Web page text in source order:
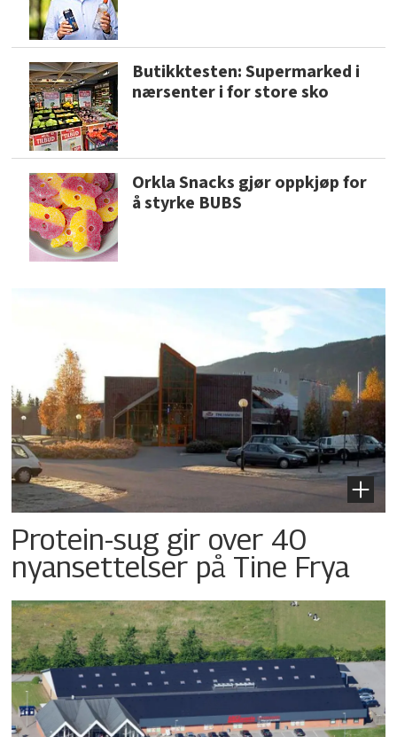
Butikktesten: Supermarked i
nærsenter i for store sko
Orkla Snacks gjør oppkjøp for
å styrke BUBS
Protein-sug gir over 40
nyansettelser på Tine Frya